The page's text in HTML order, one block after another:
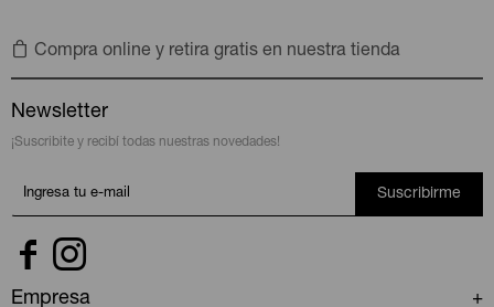
Compra online y retira gratis en nuestra tienda
Newsletter
¡Suscribite y recibí todas nuestras novedades!
Suscribirme
 
Empresa